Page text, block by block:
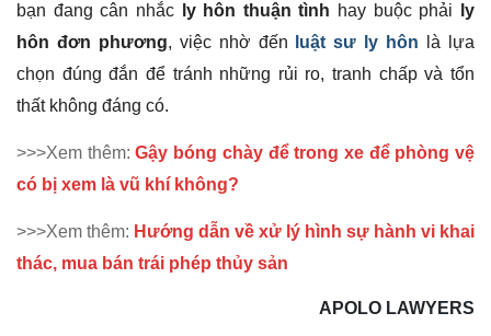
bạn đang cân nhắc
ly hôn thuận tình hay buộc phải
ly
hôn đơn phương, việc nhờ đến luật sư ly hôn là lựa
chọn đúng đắn để tránh những rủi ro, tranh chấp và tổn
thất không đáng có.
>>>Xem thêm:Gậy bóng chày để trong xe để phòng vệ
có bị xem là vũ khí không?
>>>Xem thêm: Hướng dẫn về xử lý hình sự hành vi khai
thác, mua bán trái phép thủy sản
APOLO LAWYERS